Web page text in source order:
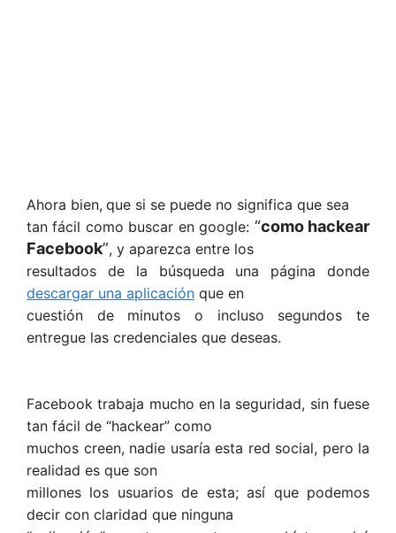
Ahora bien, que si se puede no significa que sea
tan fácil como buscar en google: “como hackear
Facebook”, y aparezca entre los
resultados de la búsqueda una página donde
descargar una aplicación que en
cuestión de minutos o incluso segundos te
entregue las credenciales que deseas.
Facebook trabaja mucho en la seguridad, sin fuese
tan fácil de “hackear” como
muchos creen, nadie usaría esta red social, pero la
realidad es que son
millones los usuarios de esta; así que podemos
decir con claridad que ninguna